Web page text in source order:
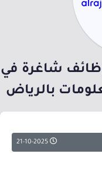
شاغرة في
بالرياض